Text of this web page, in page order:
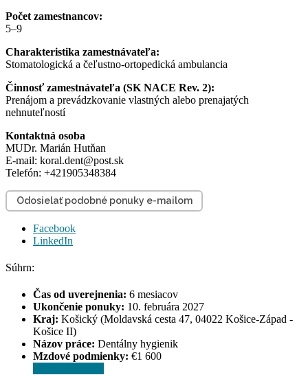
Počet zamestnancov:
5–9
Charakteristika zamestnávateľa:
Stomatologická a čeľustno-ortopedická ambulancia
Činnosť zamestnávateľa (SK NACE Rev. 2):
Prenájom a prevádzkovanie vlastných alebo prenajatých
nehnuteľností
Kontaktná osoba
MUDr. Marián Hutňan
E-mail: koral.dent@post.sk
Telefón: +421905348384
Odosielať podobné ponuky e-mailom
Facebook
LinkedIn
Súhrn:
Čas od uverejnenia: 6 mesiacov
Ukončenie ponuky: 10. februára 2027
Kraj: Košický (Moldavská cesta 47, 04022 Košice-Západ -
Košice II)
Názov práce: Dentálny hygienik
Mzdové podmienky: €1 600